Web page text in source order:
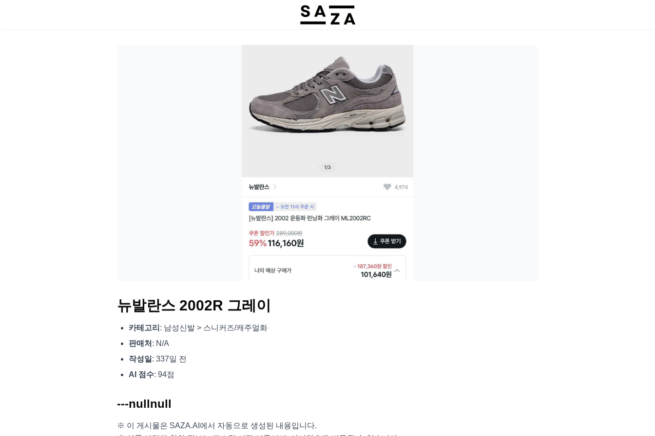
뉴발란스 2002R 그레이
카테고리 : 남성신발 > 스니커즈/캐주얼화
판매처 : N/A
작성일: 337일 전
AI 점수: 94점
---nullnull
※ 이 게시물은 SAZA.AI에서 자동으로 생성된 내용입니다.